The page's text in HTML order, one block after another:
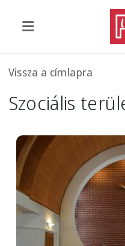
Morzsa
Vissza a címlapra
Szociális
Image